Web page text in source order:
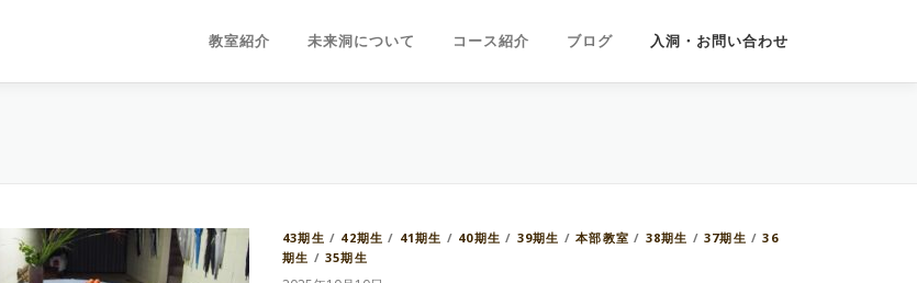
教室紹介 未来洞について コース紹介 ブログ 入洞・お問い合わせ
43期生 / 42期生 / 41期生 / 40期生 / 39期生 /本部教室 / 38期生 / 37期生 /36
期生 /35期生